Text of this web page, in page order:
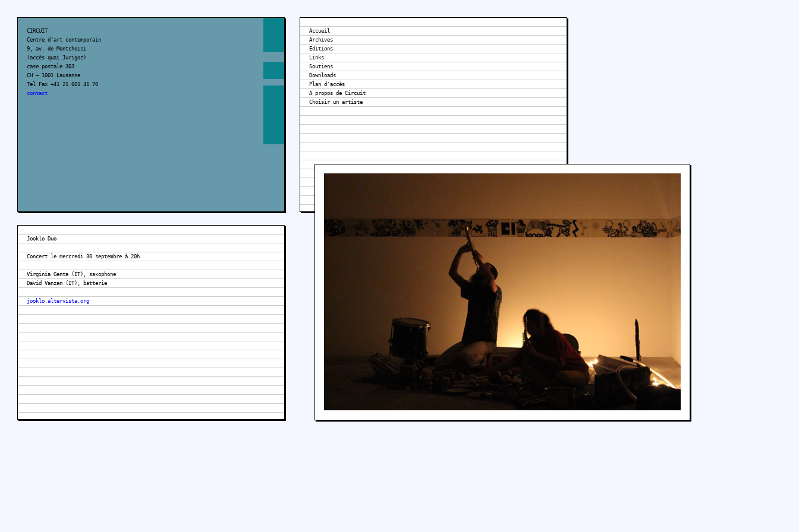
CIRCUIT
Centre d’art contemporain
9, av. de Montchoisi
(accès quai Jurigoz)
case postale 303
CH – 1001 Lausanne
Tel Fax +41 21 601 41 70
contact
Accueil
Archives
Editions
Links
Soutiens
Downloads
Plan d'accès
A propos de Circuit
Jooklo Duo
Concert le mercredi 30 septembre à 20h
Virginia Genta (IT), saxophone
David Vanzan (IT), batterie
jooklo.altervista.org